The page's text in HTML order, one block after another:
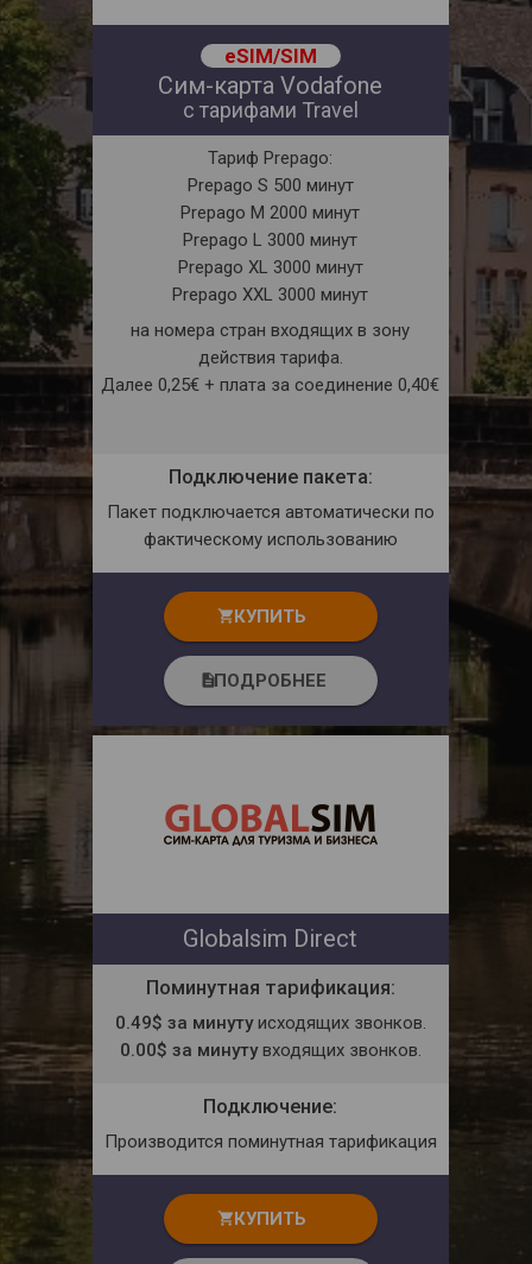
eSIM/SIM
Сим-карта Vodafone
с тарифами Travel
Тариф Prepago:
Prepago S 500 минут
Prepago M 2000 минут
Prepago L 3000 минут
Prepago XL 3000 минут
Prepago XXL 3000 минут
на номера стран входящих в зону
действия тарифа.
Далее 0,25€ + плата за соединение 0,40€
Подключение пакета:
Пакет подключается автоматически по
фактическому использованию
shopping_cart КУПИТЬ
descriptionПОДРОБНЕЕ
Globalsim Direct
Поминутная тарификация:
0.49$ за минутуисходящих звонков.
0.00$ за минутувходящих звонков.
Подключение:
Производится поминутная тарификация
shopping_cart КУПИТЬ